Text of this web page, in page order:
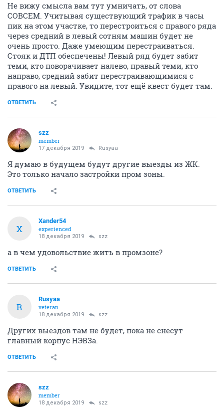
Не вижу смысла вам тут умничать, от слова
СОВСЕМ. Учитывая существующий трафик в часы
пик на этом участке, то перестроиться с правого ряда
через средний в левый сотням машин будет не
очень просто. Даже умеющим перестраиваться.
Стояк и ДТП обеспечены! Левый ряд будет забит
теми, кто поворачивает налево, правый теми, кто
направо, средний забит перестраивающимися с
правого на левый. Увидите, тот ещё квест будет там.
ОТВЕТИТЬ
szz
member
17 декабря 2019 Rusyaa
Я думаю в будущем будут другие выезды из ЖК.
Это только начало застройки пром зоны.
ОТВЕТИТЬ
X
Xander54
experienced
18 декабря 2019 szz
а в чем удовольствие жить в промзоне?
ОТВЕТИТЬ
R
Rusyaa
veteran
18 декабря 2019 szz
Других выездов там не будет, пока не снесут
главный корпус НЭВЗа.
ОТВЕТИТЬ
szz
member
18 декабря 2019 szz